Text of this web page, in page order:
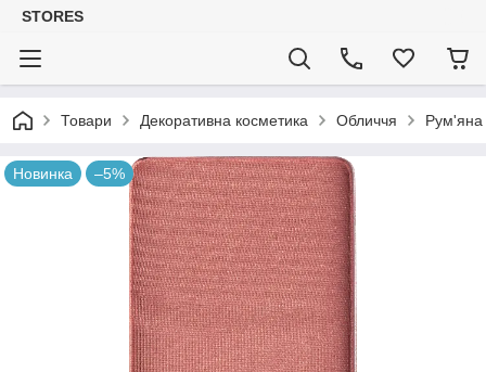
STORES
Товари Декоративна косметика Обличчя Рум'яна
Новинка –5%